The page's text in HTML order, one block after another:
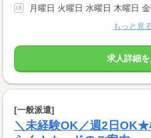
月曜日 火曜日 水曜日 木曜日
もっと見
求人詳細
[一般派遣]
＼未経験OK／週2日OK★